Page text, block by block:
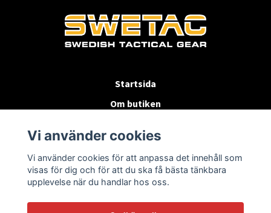
Startsida
Om butiken
Byten & Returer
Kontakta oss
Vi använder cookies
Vi använder cookies för att anpassa det innehåll som
visas för dig och för att du ska få bästa tänkbara
upplevelse när du handlar hos oss.